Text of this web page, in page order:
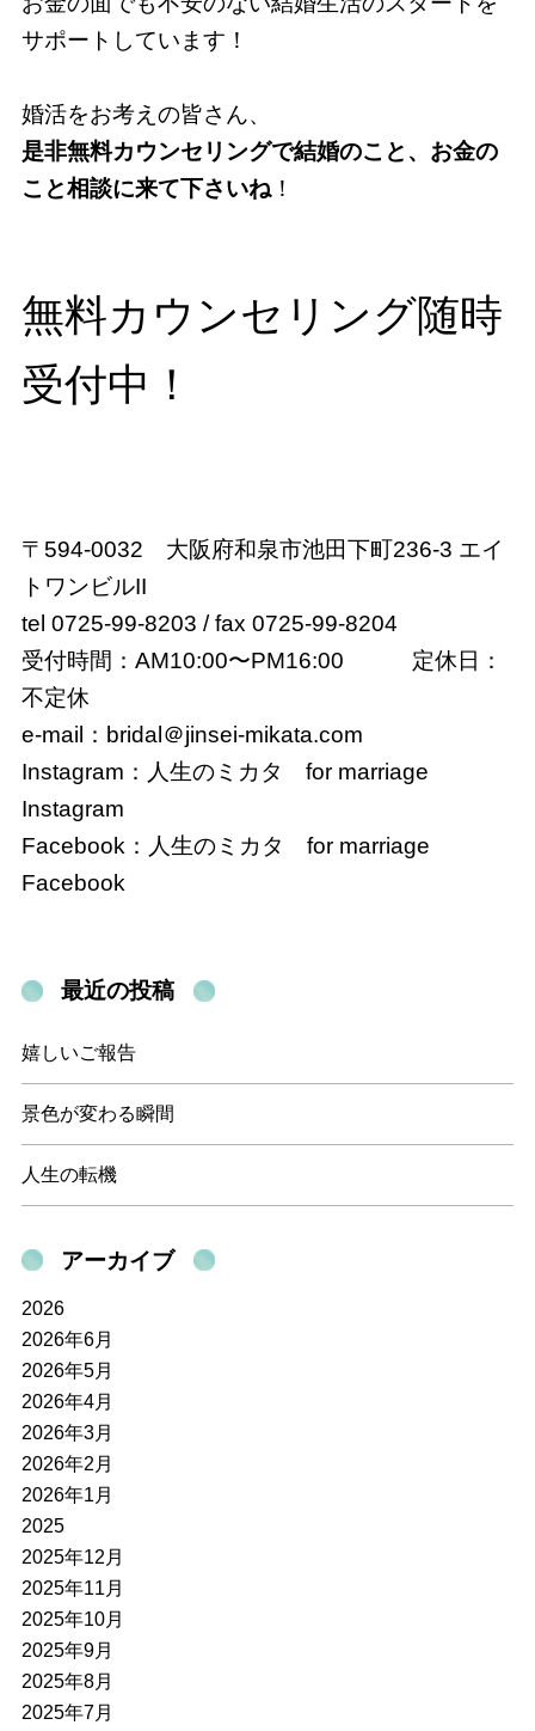
サポートしています！
婚活をお考えの皆さん、
是非無料カウンセリングで結婚のこと、お金の
こと相談に来て下さいね！
無料カウンセリング随時
受付中！
〒594-0032 大阪府和泉市池田下町236-3 エイ
トワンビルII
tel 0725-99-8203 / fax 0725-99-8204
受付時間：AM10:00〜PM16:00 定休日：
不定休
e-mail：bridal＠jinsei-mikata.com
Instagram： 人生のミカタ for marriage
Instagram
Facebook： 人生のミカタ for marriage
Facebook
最近の投稿
嬉しいご報告
景色が変わる瞬間
人生の転機
アーカイブ
2026
2026年6月
2026年5月
2026年4月
2026年3月
2026年2月
2026年1月
2025
2025年12月
2025年11月
2025年10月
2025年9月
2025年8月
2025年7月